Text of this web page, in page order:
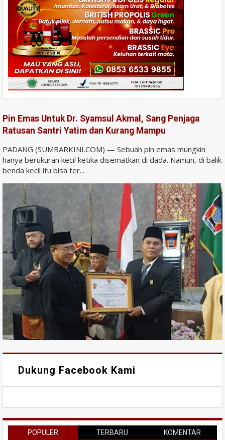
Pin Emas Untuk Dr. Syamsul Akmal, Sang Penjaga
Ratusan Santri Yatim dan Kurang Mampu
PADANG (SUMBARKINI.COM) — Sebuah pin emas mungkin
hanya berukuran kecil ketika disematkan di dada. Namun, di balik
benda kecil itu bisa ter...
Dukung Facebook Kami
POPULER TERBARU KOMENTAR